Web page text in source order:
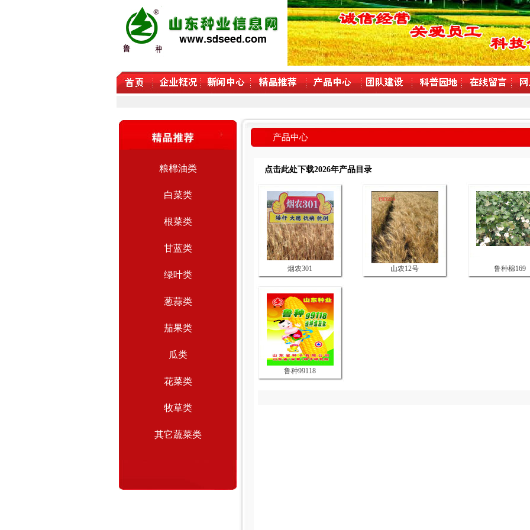
粮棉油类
白菜类
根菜类
甘蓝类
绿叶类
葱蒜类
茄果类
瓜类
花菜类
牧草类
其它蔬菜类
产品中心
点击此处下载2026年产品目录
烟农301 山农12号 鲁种棉169
鲁种99118